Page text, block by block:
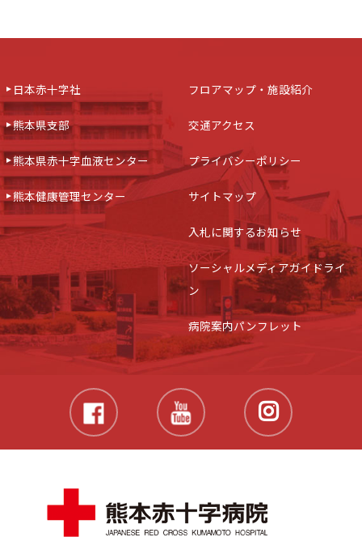
日本赤十字社
熊本県支部
熊本県赤十字血液センター
熊本健康管理センター
フロアマップ・施設紹介
交通アクセス
プライバシーポリシー
サイトマップ
入札に関するお知らせ
ソーシャルメディアガイドライ
ン
病院案内パンフレット